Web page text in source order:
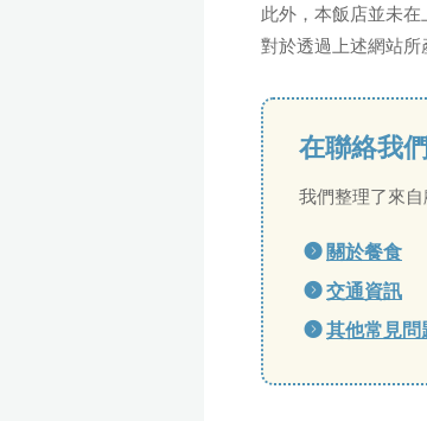
此外，本飯店並未在
對於透過上述網站所
在聯絡我
我們整理了來
關於餐食
交通資訊
其他常見問